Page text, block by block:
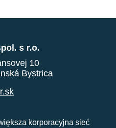
s r.o.
10
Bystrica
korporacyjna sieć